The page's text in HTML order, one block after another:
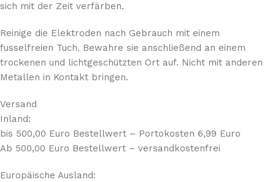
sich mit der Zeit verfärben.
Reinige die Elektroden nach Gebrauch mit einem
fusselfreien Tuch. Bewahre sie anschließend an einem
trockenen und lichtgeschützten Ort auf. Nicht mit anderen
Metallen in Kontakt bringen.
Versand
Inland:
bis 500,00 Euro Bestellwert – Portokosten 6,99 Euro
Ab 500,00 Euro Bestellwert – versandkostenfrei
Europäische Ausland: